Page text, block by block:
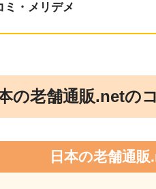
ミ・メリデメ
本の老舗通販.netの
日本の老舗通